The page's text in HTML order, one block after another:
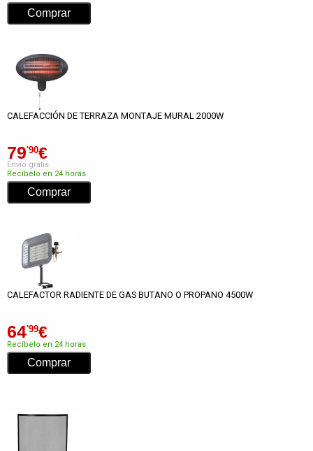
CALEFACCIÓN DE TERRAZA MONTAJE MURAL 2000W
79'90€
Envío gratis
Recíbelo en 24 horas
CALEFACTOR RADIENTE DE GAS BUTANO O PROPANO 4500W
64'99€
Recíbelo en 24 horas